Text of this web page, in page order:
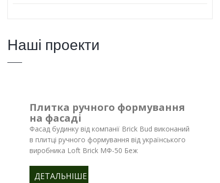
Наші проекти
Плитка ручного формування
на фасаді
Фасад будинку від компанії Brick Bud виконаний
в плитці ручного формування від українського
виробника Loft Brick МФ-50 Беж
ДЕТАЛЬНІШЕ